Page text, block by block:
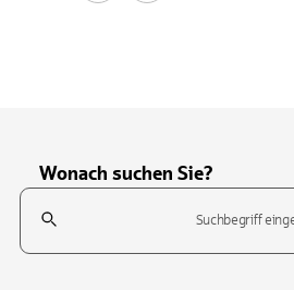
Wonach suchen Sie?
Suchfeld